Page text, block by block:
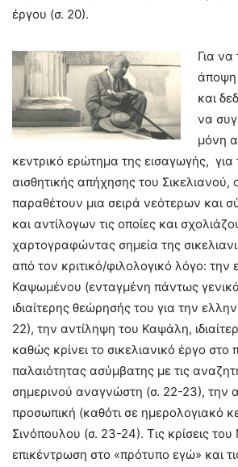
έργου (σ. 20).
Για να
και
να
μόνη
κεντρικό ερώτημα της εισαγωγής, για
αισθητικής απήχησης του Σικελιανού,
παραθέτουν μια σειρά νεότερων και
και αντίλογων τις οποίες και
χαρτογραφώντας σημεία της
από τον κριτικό/φιλολογικό λόγο: την
Καψωμένου (ενταγμένη πάντως
ιδιαίτερης θεώρησής του για την
22), την αντίληψη του Καψάλη,
καθώς κρίνει το σικελιανικό έργο στο
παλαιότητας ασύμβατης με τις
σημερινού αναγνώστη (σ. 22-23), την
προσωπική (καθότι σε ημερολογιακό
Σινόπουλου (σ. 23-24). Τις κρίσεις
επικέντρωση στο «πρότυπο εγώ» και